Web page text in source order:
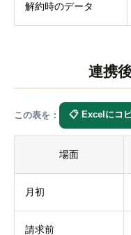
解約時のデータ
連携
この表を： 📋 Excelにコ
場面
月初
請求前